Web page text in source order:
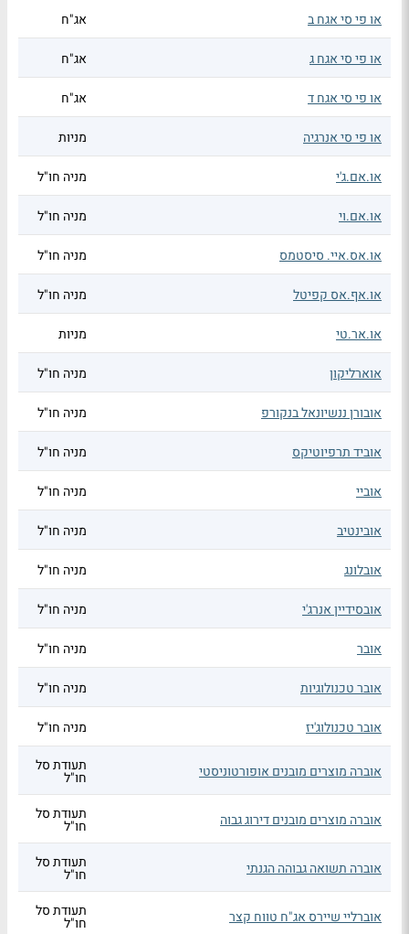
או פי סי אגח ב אג"ח
או פי סי אגח ג אג"ח
או פי סי אגח ד אג"ח
או פי סי אנרגיה מניות
או.אם.ג'י מניה חו"ל
או.אם.וי מניה חו"ל
או.אס.איי. סיסטמס מניה חו"ל
או.אף.אס קפיטל מניה חו"ל
או.אר.טי מניות
אוארליקון מניה חו"ל
אובורן ננשיונאל בנקורפ מניה חו"ל
אוביד תרפיוטיקס מניה חו"ל
אוביי מניה חו"ל
אובינטיב מניה חו"ל
אובלונג מניה חו"ל
אובסידיין אנרג'י מניה חו"ל
אובר מניה חו"ל
אובר טכנולוגיות מניה חו"ל
אובר טכנולוג'יז מניה חו"ל
אוברה מוצרים מובנים אופורטוניסטי תעודת סל
חו"ל
אוברה מוצרים מובנים דירוג גבוה תעודת סל
חו"ל
אוברה תשואה גבוהה הגנתי תעודת סל
חו"ל
אוברליי שיירס אג"ח טווח קצר תעודת סל
חו"ל